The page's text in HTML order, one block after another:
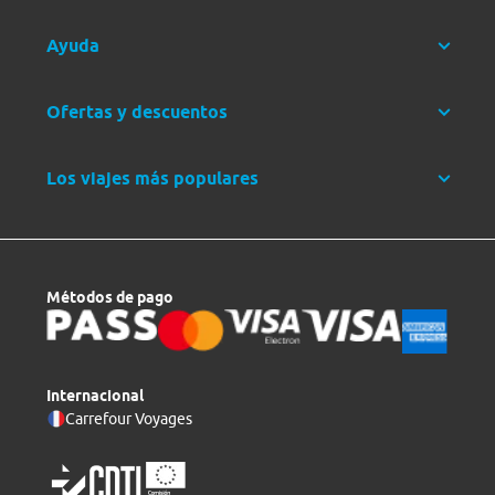
Ayuda
Ofertas y descuentos
Los viajes más populares
Métodos de pago
Internacional
Carrefour Voyages